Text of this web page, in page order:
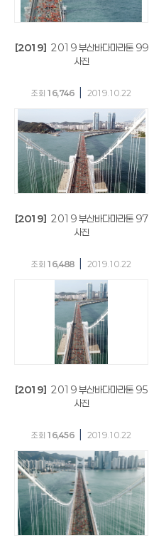
[2019] 2019 부산바다마라톤 99
사진
조회 16,746 2019.10.22
[2019] 2019 부산바다마라톤 97
사진
조회 16,488 2019.10.22
[2019] 2019 부산바다마라톤 95
사진
조회 16,456 2019.10.22